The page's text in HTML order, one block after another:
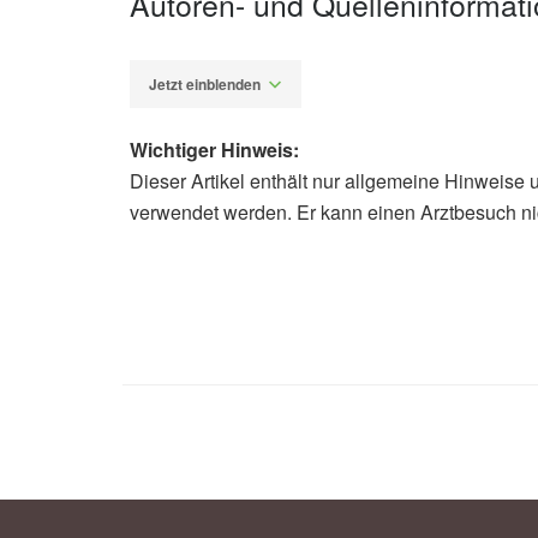
Jetzt einblenden
Diplom-Redakteur (FH) Volker
Wichtiger Hinweis:
Dieser Artikel enthält nur allgemeine Hinweise
verwendet werden. Er kann einen Arztbesuch